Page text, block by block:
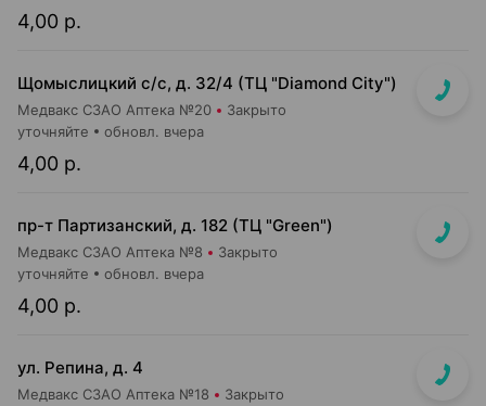
4,00 р.
Щомыслицкий с/с, д. 32/4 (ТЦ "Diamond City")
Медвакс СЗАО Аптека №20 Закрыто
4,00 р.
уточняйте обновл. вчера
пр-т Партизанский, д. 182 (ТЦ "Green")
Медвакс СЗАО Аптека №8 Закрыто
4,00 р.
уточняйте обновл. вчера
ул. Репина, д. 4
Медвакс СЗАО Аптека №18 Закрыто